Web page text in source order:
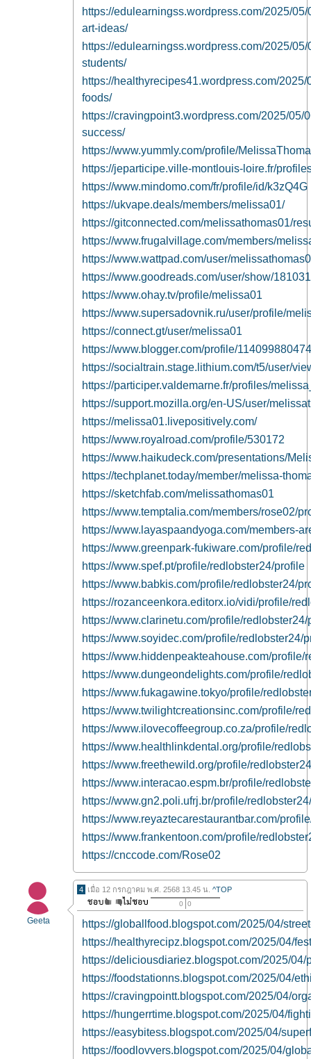
https://edulearningss.wordpress.com/2025/
art-ideas/
https://edulearningss.wordpress.com/2025/
students/
https://healthyrecipes41.wordpress.com/
foods/
https://cravingpoint3.wordpress.com/2025/
success/
https://www.yummly.com/profile/
https://jeparticipe.ville-montlouis-loire.fr/
https://www.mindomo.com/fr/profile/id/k3zQ4G
https://ukvape.deals/members/melissa01/
https://gitconnected.com/melissathomas01/
https://www.frugalvillage.com/members/
https://www.wattpad.com/user/
https://www.goodreads.com/user/show/
https://www.ohay.tv/profile/melissa01
https://www.supersadovnik.ru/user/profile/
https://connect.gt/user/melissa01
https://www.blogger.com/profile/
https://socialtrain.stage.lithium.com/t5/user/
https://participer.valdemarne.fr/profiles/
https://support.mozilla.org/en-US/user/
https://melissa01.livepositively.com/
https://www.royalroad.com/profile/530172
https://www.haikudeck.com/presentations/
https://techplanet.today/member/melissa-
https://sketchfab.com/melissathomas01
https://www.temptalia.com/members/rose02/
https://www.layaspaandyoga.com/members-
https://www.greenpark-fukiware.com/profile/
https://www.spef.pt/profile/redlobster24/profile
https://www.babkis.com/profile/redlobster24/
https://rozanceenkora.editorx.io/vidi/profile/
https://www.clarinetu.com/profile/redlobster24/
https://www.soyidec.com/profile/redlobster24/
https://www.hiddenpeakteahouse.com/profile/
https://www.dungeondelights.com/profile/
https://www.fukagawine.tokyo/profile/
https://www.twilightcreationsinc.com/profile/
https://www.ilovecoffeegroup.co.za/profile/
https://www.healthlinkdental.org/profile/
https://www.freethewild.org/profile/
https://www.interacao.espm.br/profile/
https://www.gn2.poli.ufrj.br/profile/
https://www.reyaztecarestaurantbar.com/
https://www.frankentoon.com/profile/
https://cnccode.com/Rose02
Geeta
4 เมื่อ 12 กรกฎาคม พ.ศ. 2568 13.45 น. ^TOP
0 0
https://globallfood.blogspot.com/2025/04/
https://healthyrecipz.blogspot.com/2025/04/
https://deliciousdiariez.blogspot.com/2025/
https://foodstationns.blogspot.com/2025/04/
https://cravingpointt.blogspot.com/2025/04/
https://hungerrtime.blogspot.com/2025/04/
https://easybitess.blogspot.com/2025/04/
https://foodlovvers.blogspot.com/2025/04/